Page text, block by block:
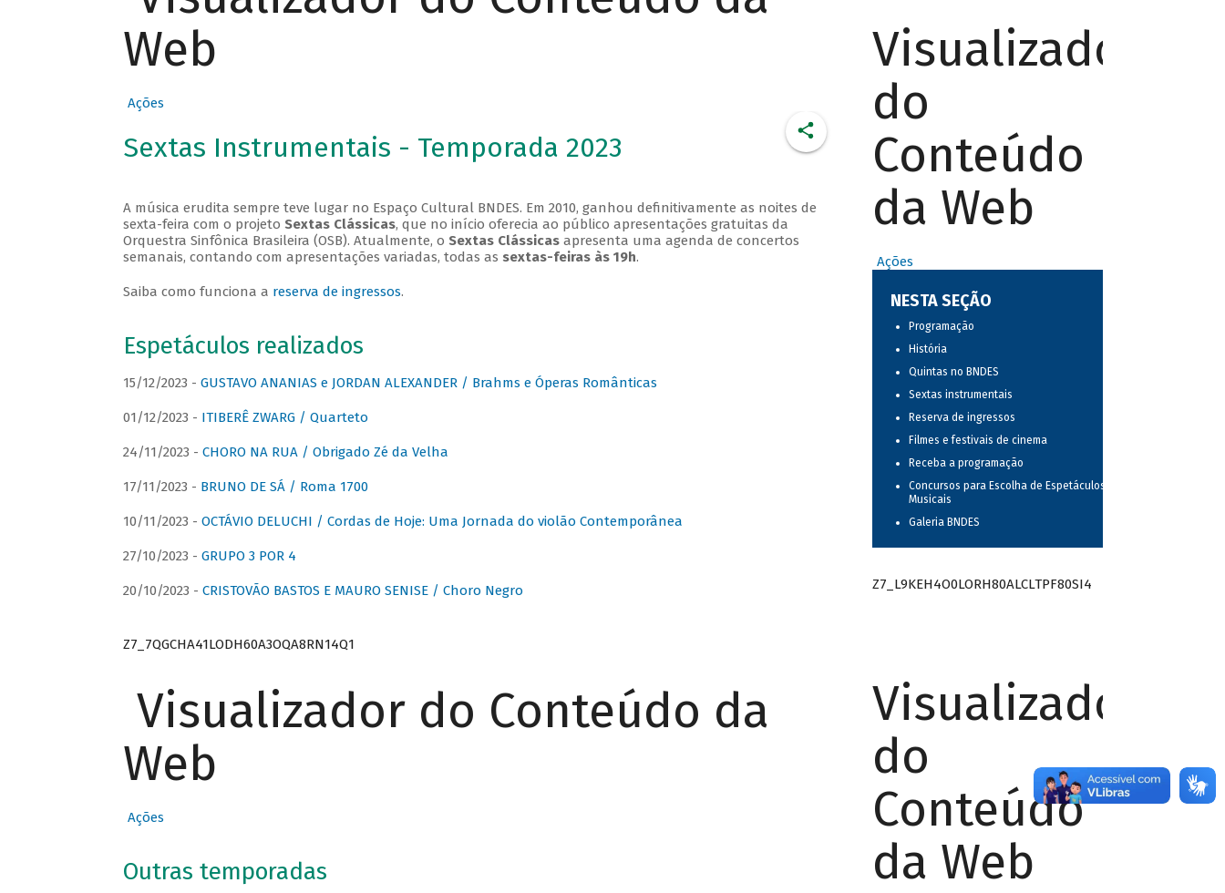
Web
Ações
Sextas Instrumentais - Temporada 2023
A música erudita sempre teve lugar no Espaço Cultural BNDES. Em 2010, ganhou definitivamente as noites de
sexta-feira com o projeto Sextas Clássicas, que no início oferecia ao público apresentações gratuitas da
Orquestra Sinfônica Brasileira (OSB). Atualmente, o Sextas Clássicasapresenta uma agenda de concertos
semanais, contando com apresentações variadas, todas as sextas-feiras às 19h.
Saiba como funciona a reserva de ingressos.
Espetáculos realizados
15/12/2023 - GUSTAVO ANANIAS e JORDAN ALEXANDER / Brahms e Óperas Românticas
01/12/2023 - ITIBERÊ ZWARG / Quarteto
24/11/2023 - CHORO NA RUA / Obrigado Zé da Velha
17/11/2023 - BRUNO DE SÁ / Roma 1700
10/11/2023 - OCTÁVIO DELUCHI / Cordas de Hoje: Uma Jornada do violão Contemporânea
27/10/2023 - GRUPO 3 POR 4
20/10/2023 - CRISTOVÃO BASTOS E MAURO SENISE / Choro Negro
Z7_7QGCHA41LODH60A3OQA8RN14Q1
Visualizador do Conteúdo da
Web
Ações
Outras temporadas
Visualizador
do
Conteúdo
da Web
Ações
NESTA SEÇÃO
Programação
História
Quintas no BNDES
Sextas instrumentais
Reserva de ingressos
Filmes e festivais de cinema
Receba a programação
Concursos para Escolha de Espetáculos
Musicais
Galeria BNDES
Z7_L9KEH4O0LORH80ALCLTPF80SI4
Visualizador
do
Conteúdo
da Web